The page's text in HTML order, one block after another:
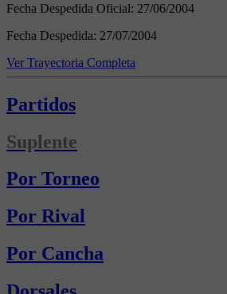
Fecha Despedida Oficial: 27/06/2004
Fecha Despedida: 27/07/2004
Ver Trayectoria Completa
Partidos
Suplente
Por Torneo
Por Rival
Por Cancha